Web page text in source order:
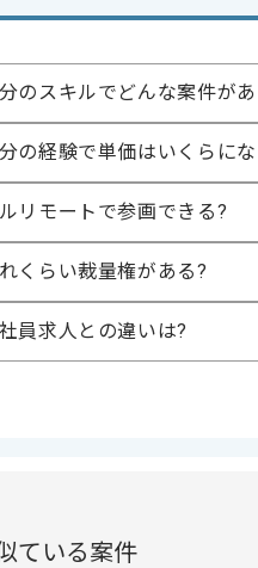
・Webデザイン
・Illustrator、
・HTML5、CSS3
・Wordpressサイ
・Dreamweaver
歓迎スキル
・バージョン管
・DTPに関する
・Illustrator、
のスキルでどんな案件が
の経験で単価はいくらに
リモートで参画できる?
くらい裁量権がある?
員求人との違いは?
ている案件